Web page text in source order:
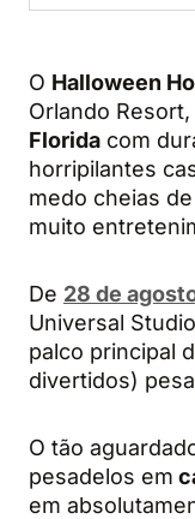
O Halloween
Orlando
Florida com
horripilantes
medo cheias
muito
De 28 de
Universal
palco principal
divertidos)
O tão
pesadelos em
em